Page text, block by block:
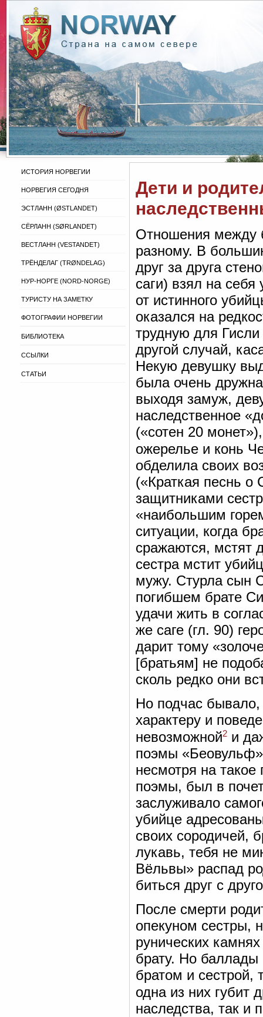
ИСТОРИЯ НОРВЕГИИ
НОРВЕГИЯ СЕГОДНЯ
ЭСТЛАНН (ØSTLANDET)
СЁРЛАНН (SØRLANDET)
ВЕСТЛАНН (VESTANDET)
ТРЁНДЕЛАГ (TRØNDELAG)
НУР-НОРГЕ (NORD-NORGE)
ТУРИСТУ НА ЗАМЕТКУ
ФОТОГРАФИИ НОРВЕГИИ
БИБЛИОТЕКА
ССЫЛКИ
СТАТЬИ
Дети и
Отношения между
разному. В
друг за друга
саги) взял на себя
от истинного
оказался на
трудную для
другой случай,
Некую девушку
была очень
выходя замуж,
наследственное
(«сотен 20
ожерелье и конь
обделила своих
(«Краткая песнь о
защитниками
«наибольшим
ситуации, когда
сражаются, мстят
сестра мстит
мужу. Стурла сын
погибшем брате
удачи жить в
же саге (гл. 90)
дарит тому
[братьям] не
сколь редко они
Но подчас бывало,
характеру и
невозможной2 и
поэмы «Беовульф»
несмотря на
поэмы, был в
заслуживало
убийце
своих сородичей,
лукавь, тебя не
Вёльвы» распад
биться друг с
После смерти
опекуном сестры,
рунических
брату. Но
братом и сестрой,
одна из них губит
наследства, так и